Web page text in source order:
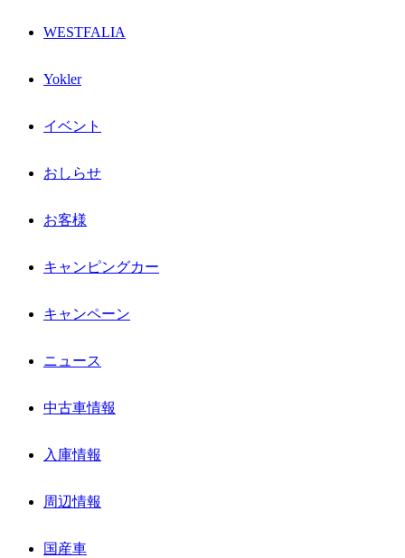
WESTFALIA
Yokler
イベント
おしらせ
お客様
キャンピングカー
キャンペーン
ニュース
中古車情報
入庫情報
周辺情報
国産車